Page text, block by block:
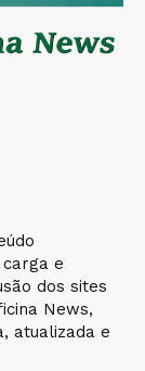
e
dos sites
News,
atualizada e